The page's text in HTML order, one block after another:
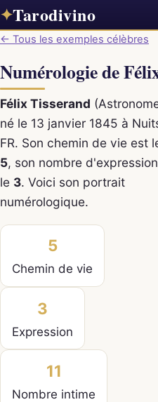
✦Tarodivino
← Tous les exemples célèbres
Numérologie de
Félix Tisserand
né le 13 janvier 1845 à
FR. Son chemin de vie est
5, son nombre d'expression
le 3. Voici son portrait
numérologique.
5
Chemin de vie
3
Expression
11
Nombre intime